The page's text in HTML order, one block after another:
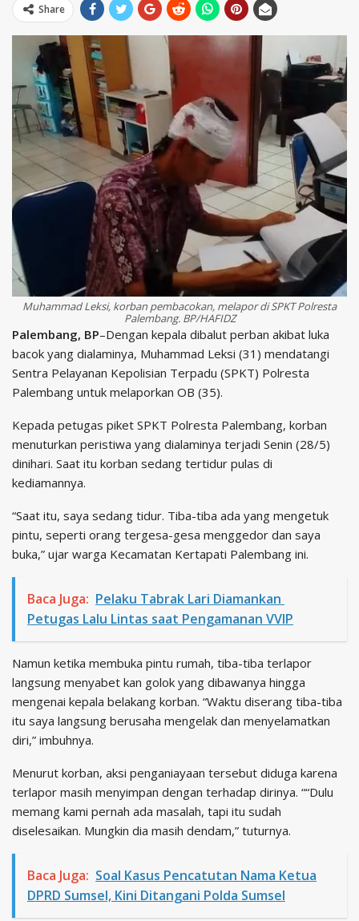
Share
Muhammad Leksi, korban pembacokan, melapor di SPKT Polresta
Palembang. BP/HAFIDZ
Palembang, BP–Dengan kepala dibalut perban akibat luka
bacok yang dialaminya, Muhammad Leksi (31) mendatangi
Sentra Pelayanan Kepolisian Terpadu (SPKT) Polresta
Palembang untuk melaporkan OB (35).
Kepada petugas piket SPKT Polresta Palembang, korban
menuturkan peristiwa yang dialaminya terjadi Senin (28/5)
dinihari. Saat itu korban sedang tertidur pulas di
kediamannya.
“Saat itu, saya sedang tidur. Tiba-tiba ada yang mengetuk
pintu, seperti orang tergesa-gesa menggedor dan saya
buka,” ujar warga Kecamatan Kertapati Palembang ini.
Baca Juga: Pelaku Tabrak Lari Diamankan
Petugas Lalu Lintas saat Pengamanan VVIP
Namun ketika membuka pintu rumah, tiba-tiba terlapor
langsung menyabet kan golok yang dibawanya hingga
mengenai kepala belakang korban. “Waktu diserang tiba-tiba
itu saya langsung berusaha mengelak dan menyelamatkan
diri,” imbuhnya.
Menurut korban, aksi penganiayaan tersebut diduga karena
terlapor masih menyimpan dengan terhadap dirinya. ““Dulu
memang kami pernah ada masalah, tapi itu sudah
diselesaikan. Mungkin dia masih dendam,” tuturnya.
Baca Juga: Soal Kasus Pencatutan Nama Ketua
DPRD Sumsel, Kini Ditangani Polda Sumsel